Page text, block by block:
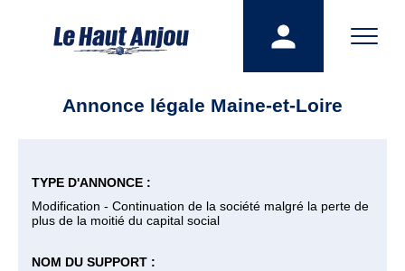
Annonce légale Maine-et-Loire
TYPE D'ANNONCE :
Modification - Continuation de la société malgré la perte de
plus de la moitié du capital social
NOM DU SUPPORT :